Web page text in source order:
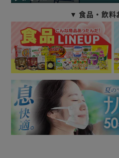
▼ 食品・飲料